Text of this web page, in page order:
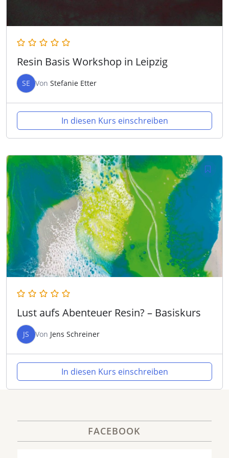
Resin Basis Workshop in Leipzig
SE Von Stefanie Etter
In diesen Kurs einschreiben
Lust aufs Abenteuer Resin? – Basiskurs
JS Von Jens Schreiner
In diesen Kurs einschreiben
FACEBOOK